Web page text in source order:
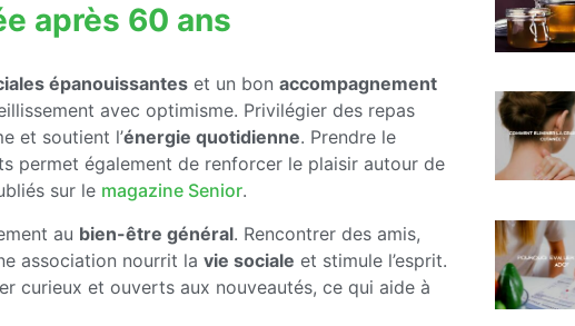
après 60 ans
épanouissantes et un bon accompagnement
avec optimisme. Privilégier des repas
et soutient l’énergie quotidienne. Prendre le
permet également de renforcer le plaisir autour de
sur le magazine Senior.
au bien-être général. Rencontrer des amis,
association nourrit la vie sociale et stimule l’esprit.
curieux et ouverts aux nouveautés, ce qui aide à